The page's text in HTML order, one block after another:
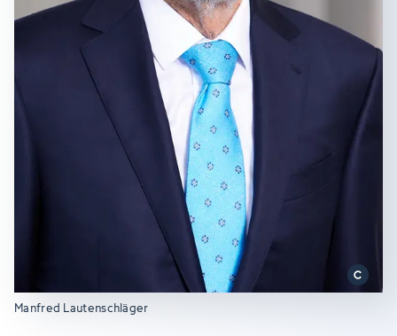
Manfred Lautenschläger